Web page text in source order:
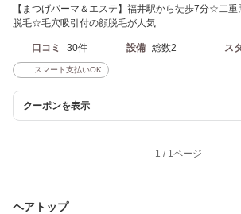
【まつげパーマ＆エステ】福井駅から徒歩7分☆二
脱毛☆毛穴吸引付の顔脱毛が人気
口コミ 30件 設備 総数2 ス
スマート支払いOK
クーポンを表示
1 / 1ページ
ヘアトップ